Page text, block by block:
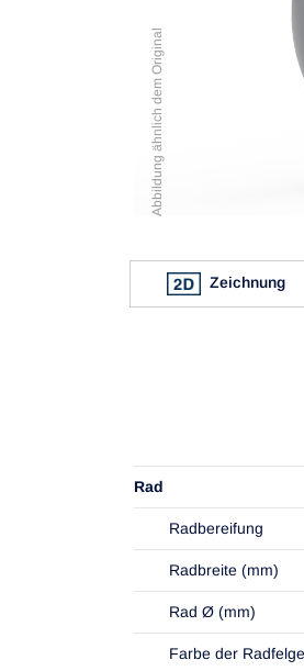
Abbildung ähnlich dem Original
Zeichnung
Rad
Radbereifung
Radbreite (mm)
Rad Ø (mm)
Farbe der